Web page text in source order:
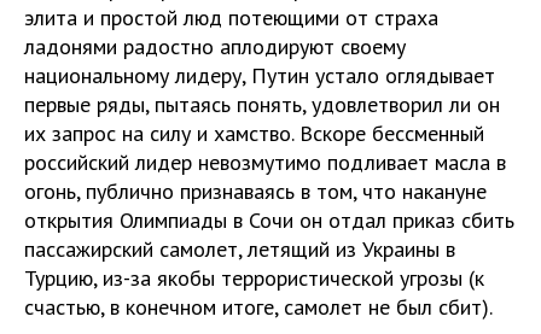
элита и простой люд потеющими от страха
ладонями радостно аплодируют своему
национальному лидеру, Путин устало оглядывает
первые ряды, пытаясь понять, удовлетворил ли он
их запрос на силу и хамство. Вскоре бессменный
российский лидер невозмутимо подливает масла в
огонь, публично признаваясь в том, что накануне
открытия Олимпиады в Сочи он отдал приказ сбить
пассажирский самолет, летящий из Украины в
Турцию, из-за якобы террористической угрозы (к
счастью, в конечном итоге, самолет не был сбит).